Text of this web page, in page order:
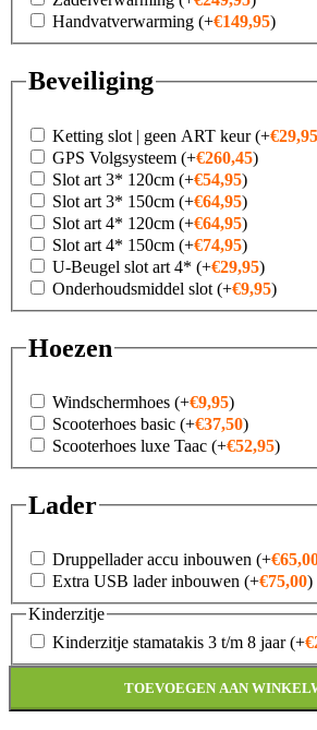
Handvatverwarming (+€149,95)
Beveiliging
Ketting slot | geen ART keur(+€29,95
GPS Volgsysteem (+€260,45)
Slot art 3* 120cm (+€54,95)
Slot art 3* 150cm (+€64,95)
Slot art 4* 120cm (+€64,95)
Slot art 4* 150cm (+€74,95)
U-Beugel slot art 4* (+€29,95)
Onderhoudsmiddel slot (+€9,95)
Hoezen
Windschermhoes (+€9,95)
Scooterhoes basic (+€37,50)
Scooterhoes luxe Taac (+€52,95)
Lader
Druppellader accu inbouwen (+€
Extra USB lader inbouwen (+€75,00)
Kinderzitje
Kinderzitje stamatakis 3 t/m 8 jaar(+€
TOEVOEGEN AAN